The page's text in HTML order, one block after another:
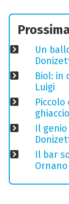
Un
Biol: in
Luigi
Il
Il bar